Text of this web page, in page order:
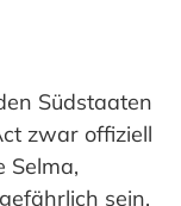
Südstaaten
zwar offiziell
Selma,
sein,